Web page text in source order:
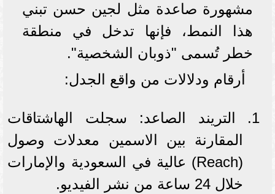
مشهورة صاعدة مثل لجين حسن تبني
هذا النمط، فإنها تدخل في منطقة
خطر تُسمى "ذوبان الشخصية".
أرقام ودلالات من واقع الجدل:
التريند الصاعد: سجلت الهاشتاقات
المقارنة بين الاسمين معدلات وصول
(Reach) عالية في السعودية والإمارات
خلال 24 ساعة من نشر الفيديو.